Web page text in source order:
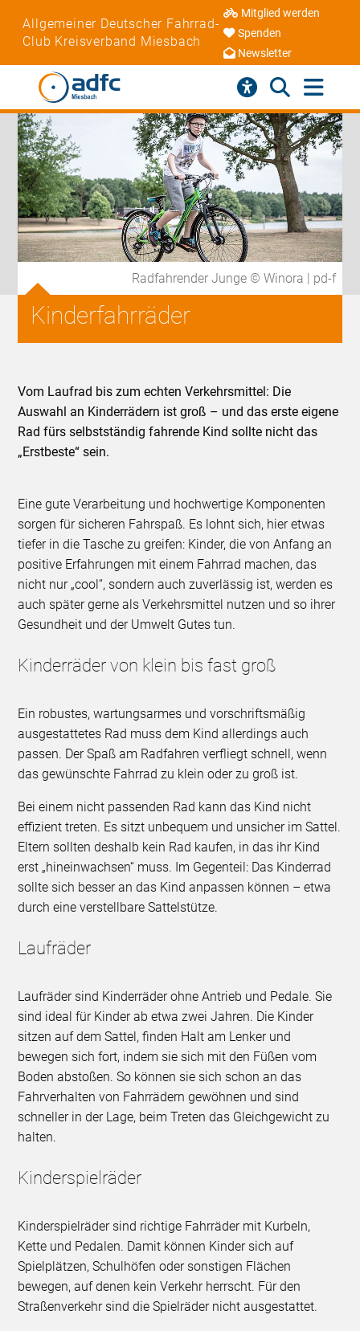
Allgemeiner Deutscher Fahrrad-
Club Kreisverband Miesbach
Mitglied werden
Spenden
Newsletter
Radfahrender Junge © Winora | pd-f
Kinderfahrräder
Vom Laufrad bis zum echten Verkehrsmittel: Die
Auswahl an Kinderrädern ist groß – und das erste eigene
Rad fürs selbstständig fahrende Kind sollte nicht das
„Erstbeste“ sein.
Eine gute Verarbeitung und hochwertige Komponenten
sorgen für sicheren Fahrspaß. Es lohnt sich, hier etwas
tiefer in die Tasche zu greifen: Kinder, die von Anfang an
positive Erfahrungen mit einem Fahrrad machen, das
nicht nur „cool“, sondern auch zuverlässig ist, werden es
auch später gerne als Verkehrsmittel nutzen und so ihrer
Gesundheit und der Umwelt Gutes tun.
Kinderräder von klein bis fast groß
Ein robustes, wartungsarmes und vorschriftsmäßig
ausgestattetes Rad muss dem Kind allerdings auch
passen. Der Spaß am Radfahren verfliegt schnell, wenn
das gewünschte Fahrrad zu klein oder zu groß ist.
Bei einem nicht passenden Rad kann das Kind nicht
effizient treten. Es sitzt unbequem und unsicher im Sattel.
Eltern sollten deshalb kein Rad kaufen, in das ihr Kind
erst „hineinwachsen“ muss. Im Gegenteil: Das Kinderrad
sollte sich besser an das Kind anpassen können – etwa
durch eine verstellbare Sattelstütze.
Laufräder
Laufräder sind Kinderräder ohne Antrieb und Pedale. Sie
sind ideal für Kinder ab etwa zwei Jahren. Die Kinder
sitzen auf dem Sattel, finden Halt am Lenker und
bewegen sich fort, indem sie sich mit den Füßen vom
Boden abstoßen. So können sie sich schon an das
Fahrverhalten von Fahrrädern gewöhnen und sind
schneller in der Lage, beim Treten das Gleichgewicht zu
halten.
Kinderspielräder
Kinderspielräder sind richtige Fahrräder mit Kurbeln,
Kette und Pedalen. Damit können Kinder sich auf
Spielplätzen, Schulhöfen oder sonstigen Flächen
bewegen, auf denen kein Verkehr herrscht. Für den
Straßenverkehr sind die Spielräder nicht ausgestattet.